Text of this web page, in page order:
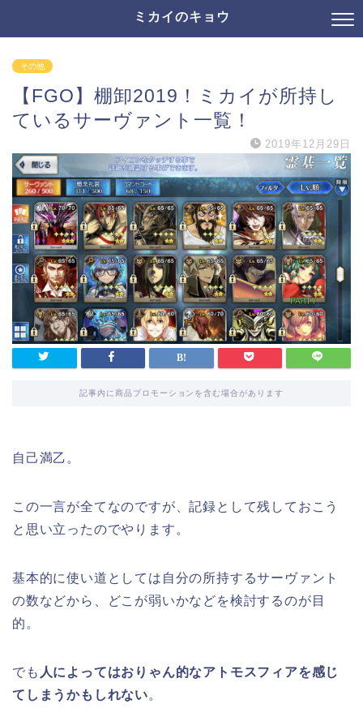
ミカイのキョウ
その他
【FGO】棚卸2019！ミカイが所持し
ているサーヴァント一覧！
2019年12月29日
記事内に商品プロモーションを含む場合があります
自己満乙。
この一言が全てなのですが、記録として残しておこう
と思い立ったのでやります。
基本的に使い道としては自分の所持するサーヴァント
の数などから、どこが弱いかなどを検討するのが目
的。
でも 人によってはおりゃん的なアトモスフィアを感じ
てしまうかもしれない。